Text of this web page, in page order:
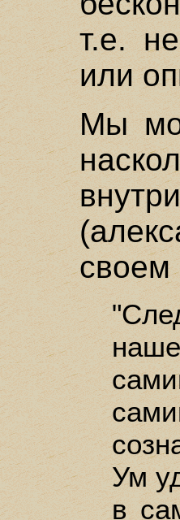
т.е.
или
Мы
своем
Ум
в